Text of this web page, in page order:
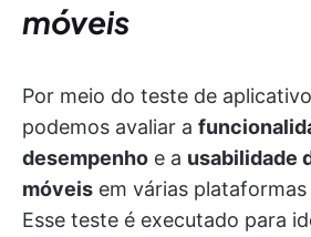
móveis
Por meio do teste de
podemos avaliar a
desempenho e a usabilidade
móveis em várias
Esse teste é executado para